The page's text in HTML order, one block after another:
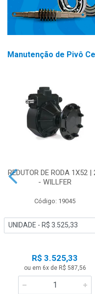
Manutenção de Pivô
REDUTOR DE RODA 1X52 |
- WILLFER
Código: 19045
R$ 3.525,33
ou em 6x de R$ 587,56